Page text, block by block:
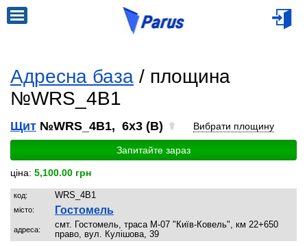
Адресна база / площина
№WRS_4B1
Щит №WRS_4B1, 6x3 (B) Вибрати площину
Запитайте зараз
ціна: 5,100.00 грн
код: WRS_4B1
місто: Гостомель
адреса:
смт. Гостомель, траса М-07 "Київ-Ковель", км 22+650
право, вул. Кулішова, 39